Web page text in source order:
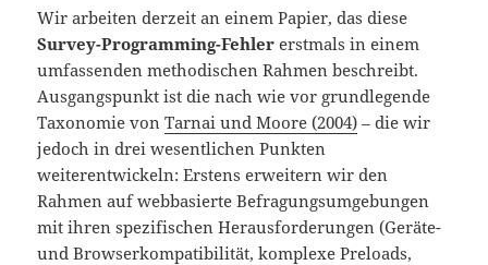
Wir arbeiten derzeit an einem Papier, das diese
Survey-Programming-Fehler erstmals in einem
umfassenden methodischen Rahmen beschreibt.
Ausgangspunkt ist die nach wie vor grundlegende
Taxonomie vonTarnai und Moore (2004) – die wir
jedoch in drei wesentlichen Punkten
weiterentwickeln: Erstens erweitern wir den
Rahmen auf webbasierte Befragungsumgebungen
mit ihren spezifischen Herausforderungen (Geräte-
und Browserkompatibilität, komplexe Preloads,